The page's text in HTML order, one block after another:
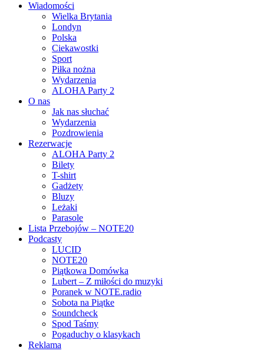
Wiadomości
Wielka Brytania
Londyn
Polska
Ciekawostki
Sport
Piłka nożna
Wydarzenia
ALOHA Party 2
O nas
Jak nas słuchać
Wydarzenia
Pozdrowienia
Rezerwacje
ALOHA Party 2
Bilety
T-shirt
Gadżety
Bluzy
Leżaki
Parasole
Lista Przebojów – NOTE20
Podcasty
LUCID
NOTE20
Piątkowa Domówka
Lubert – Z miłości do muzyki
Poranek w NOTE.radio
Sobota na Piątke
Soundcheck
Spod Taśmy
Pogaduchy o klasykach
Reklama